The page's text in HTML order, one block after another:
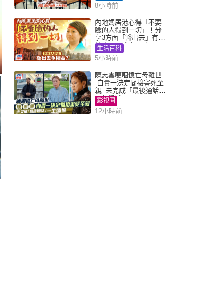
8小時前
內地媽居港心得「不要
臉的人得到一切」！分
享3方面「豁出去」有著
數 網民：你好厲害
生活百科
5小時前
陳志雲哽咽憶亡母離世
自責一決定間接害死至
親 未完成「最後通話」
一生遺憾
影視圈
12小時前